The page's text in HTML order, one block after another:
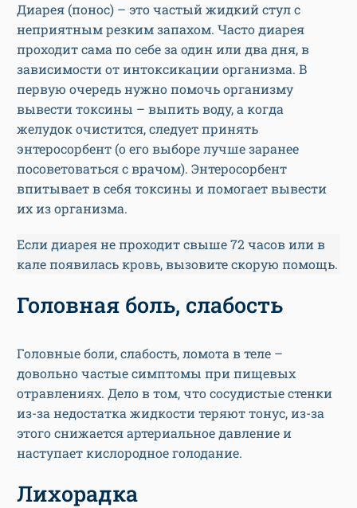
Диарея (понос) – это частый жидкий стул с
неприятным резким запахом. Часто диарея
проходит сама по себе за один или два дня, в
зависимости от интоксикации организма. В
первую очередь нужно помочь организму
вывести токсины – выпить воду, а когда
желудок очистится, следует принять
энтеросорбент (о его выборе лучше заранее
посоветоваться с врачом). Энтеросорбент
впитывает в себя токсины и помогает вывести
их из организма.
Если диарея не проходит свыше 72 часов или в
кале появилась кровь, вызовите скорую помощь.
Головная боль, слабость
Головные боли, слабость, ломота в теле –
довольно частые симптомы при пищевых
отравлениях. Дело в том, что сосудистые стенки
из-за недостатка жидкости теряют тонус, из-за
этого снижается артериальное давление и
наступает кислородное голодание.
Лихорадка